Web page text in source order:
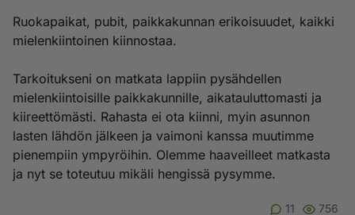
Ruokapaikat, pubit, paikkakunnan erikoisuudet, kaikki
mielenkiintoinen kiinnostaa.
Tarkoitukseni on matkata lappiin pysähdellen
mielenkiintoisille paikkakunnille, aikatauluttomasti ja
kiireettömästi. Rahasta ei ota kiinni, myin asunnon
lasten lähdön jälkeen ja vaimoni kanssa muutimme
pienempiin ympyröihin. Olemme haaveilleet matkasta
ja nyt se toteutuu mikäli hengissä pysymme.
11 756